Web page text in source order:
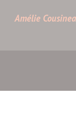
Amélie